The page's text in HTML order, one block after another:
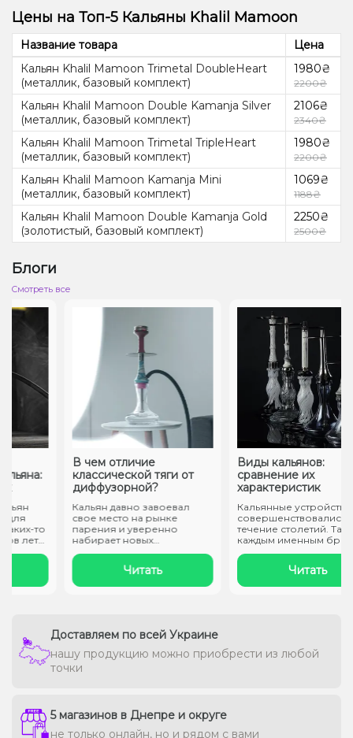
не увидишь. Кальяны отлично впишутся в интерьер
заведения или дома, которые оформлены в
восточном стиле.
имеет малый диаметр).
Нет, металлы, что поддаются корозии
используются только для внешней отделки
кальянов, а внутренняя шахта изготовлена из
нержавеющей стали.
Цены на Топ-5 Кальяны Khalil Mamoon
Название товара
Цена
Кальян Khalil Mamoon Trimetal DoubleHeart
(металлик, базовый комплект)
1980₴
2200₴
Кальян Khalil Mamoon Double Kamanja Silver
(металлик, базовый комплект)
2106₴
2340₴
Кальян Khalil Mamoon Trimetal TripleHeart
(металлик, базовый комплект)
1980₴
2200₴
Кальян Khalil Mamoon Kamanja Mini
(металлик, базовый комплект)
1069₴
1188₴
Кальян Khalil Mamoon Double Kamanja Gold
(золотистый, базовый комплект)
2250₴
2500₴
Блоги
Cмотреть все
то
лет
В чем отличие
классической тяги от
диффузорной?
Кальян давно завоевал
свое место на рынке
парения и уверенно
набирает новых
поклонников. После
трудн..
Читать
Виды кальянов:
сравнение их
характеристик
Кальянные устройства
совершенствовались в
течение столетий. Также
каждым именным
производ..
Читать
Доставляем по всей Украине
нашу продукцию можно приобрести из любой
точки
5 магазинов в Днепре и округе
не только онлайн, но и рядом с вами